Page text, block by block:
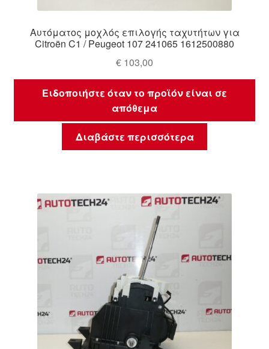
Αυτόματος μοχλός επιλογής ταχυτήτων για
Citroën C1 / Peugeot 107 241065 1612500880
€ 103,00
Ειδοποιήστε όταν το προϊόν είναι σε
απόθεμα
Διαβάστε περισσότερα